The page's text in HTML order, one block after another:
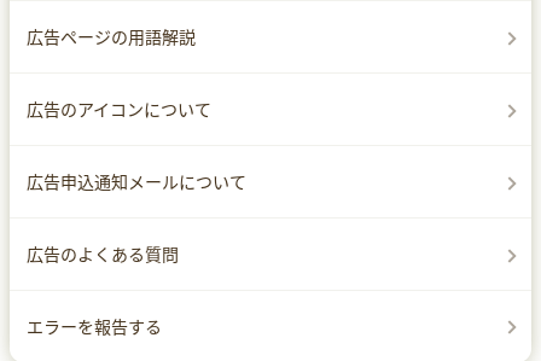
広告ページの用語解説
広告のアイコンについて
広告申込通知メールについて
広告のよくある質問
エラーを報告する